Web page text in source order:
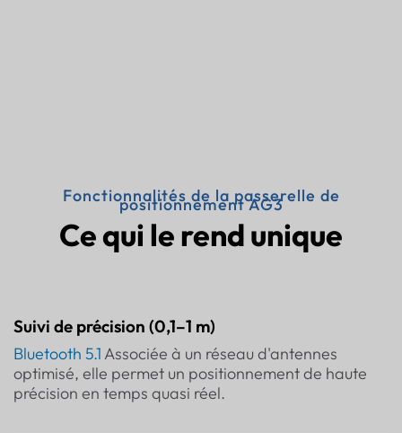
Fonctionnalités de la passerelle de
positionnement AG3
Ce qui le rend unique
Suivi de précision (0,1–1 m)
Bluetooth 5.1 Associée à un réseau d'antennes
optimisé, elle permet un positionnement de haute
précision en temps quasi réel.